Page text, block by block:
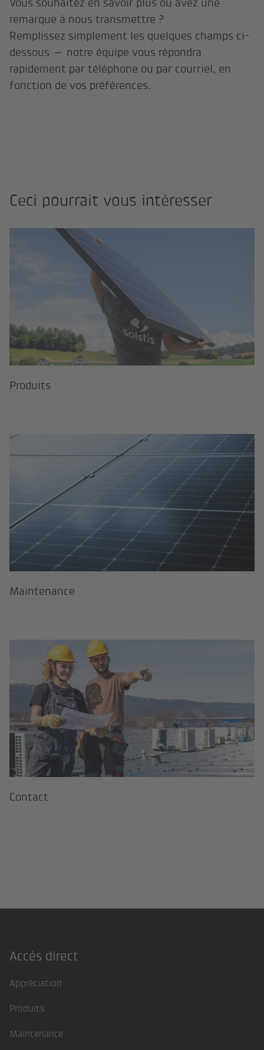
Vous souhaitez en savoir plus ou avez une
remarque à nous transmettre ?
Remplissez simplement les quelques champs ci-
dessous — notre équipe vous répondra
rapidement par téléphone ou par courriel, en
fonction de vos préférences.
Ceci pourrait vous intéresser
Pro­duits
Pro­duits
Main­te­nance
Contact
Contact
Footer
Accès direct
Appréciation
Produits
Maintenance